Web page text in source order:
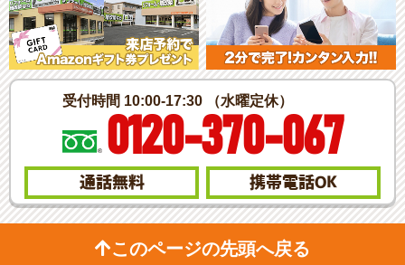
受付時間 10:00-17:30 （水曜定休）
0120-370-067
通話無料 携帯電話OK
このページの先頭へ戻る